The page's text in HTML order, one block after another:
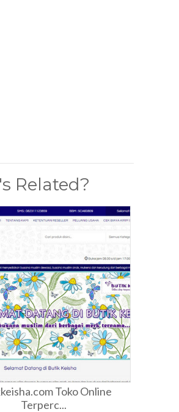
Related?
Toko Online
Terperc...